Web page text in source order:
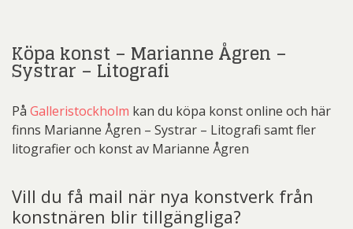
Köpa konst – Marianne Ågren –
Systrar – Litografi
På Galleristockholm kan du köpa konst online och här
finns Marianne Ågren – Systrar – Litografi samt fler
litografier och konst av Marianne Ågren
Vill du få mail när nya konstverk från
konstnären blir tillgängliga?